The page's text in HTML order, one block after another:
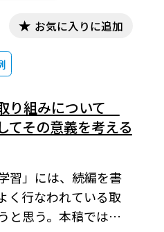
お気に入りに追加
り組みについて
その意義を考える
習」には、続編を書
く行なわれている取
と思う。本稿では、